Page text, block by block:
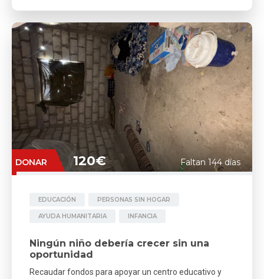
DONAR 120€ Faltan 144 días
EDUCACIÓN PERSONAS SIN HOGAR
AYUDA HUMANITARIA INFANCIA
Ningún niño debería crecer sin una
oportunidad
Recaudar fondos para apoyar un centro educativo y